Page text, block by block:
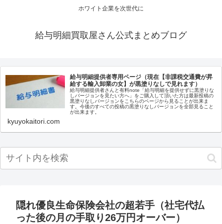
ホワイト企業を次世代に
給与明細買取屋さん公式まとめブログ
給与明細提供者専用ページ（現在【非課税交通費が昇
給する輸入卸業の女】が黒塗りなしで見れます）
給与明細提供者さんと有料note「給与明細を提供せずに黒塗りな
しバージョンを見たい方へ」をご購入して頂いた方は最新投稿の
黒塗りなしバージョンをこちらのページから見ることが出来ま
す。今後のすべての投稿の黒塗りなしバージョンを全部見ること
が出来ます。
kyuyokaitori.com
隠れ優良生命保険会社の超若手（社宅代払
った後の月の手取り26万円オーバー）